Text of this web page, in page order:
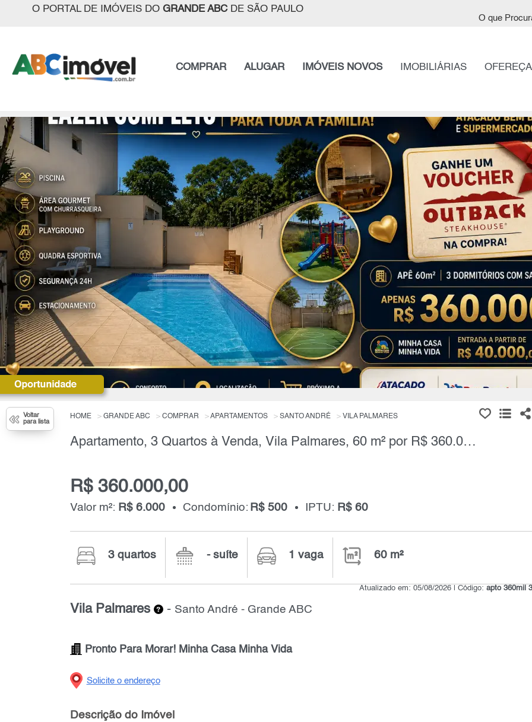
O PORTAL DE IMÓVEIS DO GRANDE ABCDE SÃO PAULO
O que
COMPRAR ALUGAR IMÓVEIS NOVOS IMOBILIÁRIAS
Voltar
para lista
HOME GRANDE ABC COMPRAR APARTAMENTOS SANTO ANDRÉ VILA PALMARES
Apartamento, 3 Quartos à Venda, Vila Palmares, 60 m² por R$ 360.000,00
R$ 360.000,00
Valor m²: R$ 6.000 Condomínio: R$ 500 IPTU: R$ 60
3 quartos - suíte 1 vaga 60 m²
Atualizado em: 05/08/2026 | Código:apto 360mil
Vila Palmares - Santo André - Grande ABC
Pronto Para Morar! Minha Casa Minha Vida
Solicite o endereço
Descrição do Imóvel